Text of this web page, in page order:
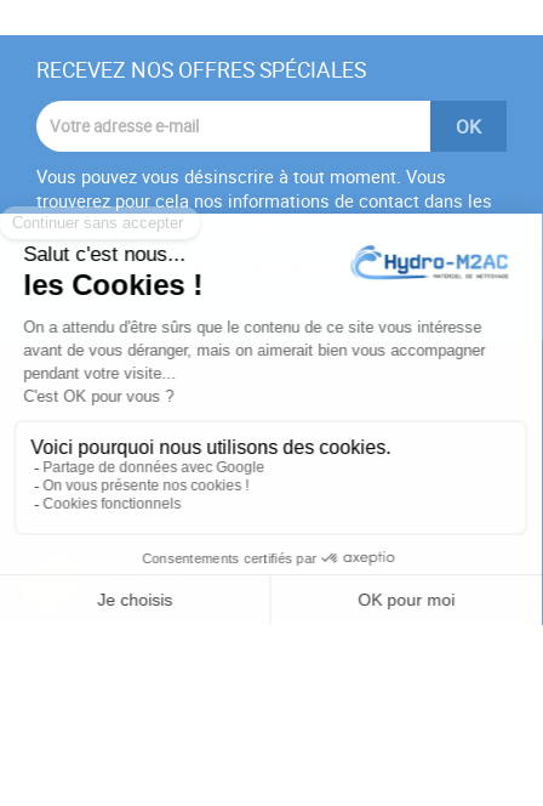
RECEVEZ NOS OFFRES SPÉCIALES
Vous pouvez vous désinscrire à tout moment. Vous
trouverez pour cela nos informations de contact dans les
conditions d'utilisation du site.
J'accepte lesconditions générales
politique de
confidentialité
PRODUITS
NOTRE SOCIÉTÉ
VOTRE COMPTE